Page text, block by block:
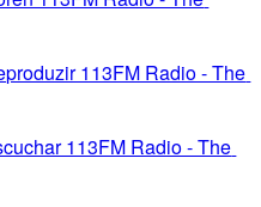
113FM Radio - The
113FM Radio - The